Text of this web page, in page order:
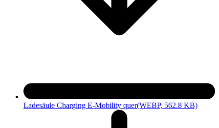
Ladesäule Charging E-Mobility quer(WEBP, 562.8 KB)